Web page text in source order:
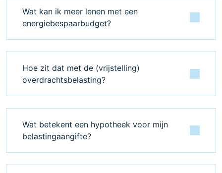
Wat kan ik meer lenen met een
energiebespaarbudget?
Hoe zit dat met de (vrijstelling)
overdrachtsbelasting?
Wat betekent een hypotheek voor mijn
belastingaangifte?